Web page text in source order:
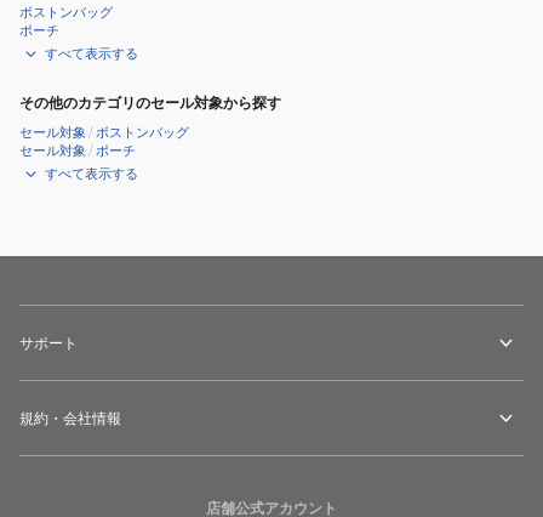
ボストンバッグ
ポーチ
すべて表示する
その他のカテゴリのセール対象から探す
セール対象 /ボストンバッグ
セール対象 /ポーチ
すべて表示する
サポート
規約・会社情報
店舗公式アカウント